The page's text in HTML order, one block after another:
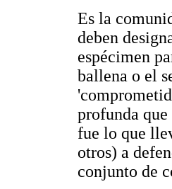
Es la
deben
espécimen
ballena o el
profunda
fue lo que
otros) a
conjunto de